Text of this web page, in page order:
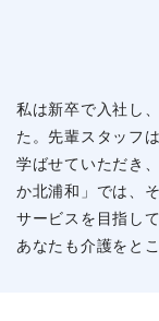
私は新卒で入社し
た。先輩スタッフ
学ばせていただき
か北浦和」では、
サービスを目指し
あなたも介護をと